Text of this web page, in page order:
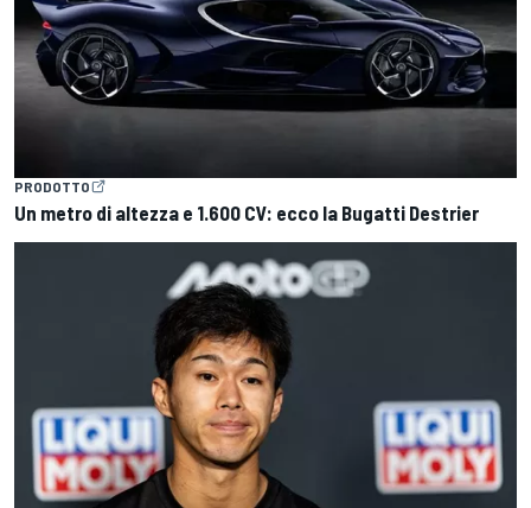
PRODOTTO
Un metro di altezza e 1.600 CV: ecco la Bugatti Destrier